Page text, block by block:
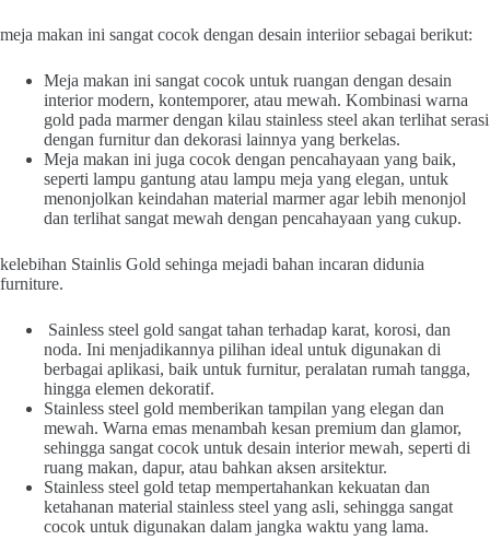
meja makan ini sangat cocok dengan desain interiior sebagai berikut:
Meja makan ini sangat cocok untuk ruangan dengan desain
interior modern, kontemporer, atau mewah. Kombinasi warna
gold pada marmer dengan kilau stainless steel akan terlihat serasi
dengan furnitur dan dekorasi lainnya yang berkelas.
Meja makan ini juga cocok dengan pencahayaan yang baik,
seperti lampu gantung atau lampu meja yang elegan, untuk
menonjolkan keindahan material marmer agar lebih menonjol
dan terlihat sangat mewah dengan pencahayaan yang cukup.
kelebihan Stainlis Gold sehinga mejadi bahan incaran didunia
furniture.
Sainless steel gold sangat tahan terhadap karat, korosi, dan
noda. Ini menjadikannya pilihan ideal untuk digunakan di
berbagai aplikasi, baik untuk furnitur, peralatan rumah tangga,
hingga elemen dekoratif.
Stainless steel gold memberikan tampilan yang elegan dan
mewah. Warna emas menambah kesan premium dan glamor,
sehingga sangat cocok untuk desain interior mewah, seperti di
ruang makan, dapur, atau bahkan aksen arsitektur.
Stainless steel gold tetap mempertahankan kekuatan dan
ketahanan material stainless steel yang asli, sehingga sangat
cocok untuk digunakan dalam jangka waktu yang lama.